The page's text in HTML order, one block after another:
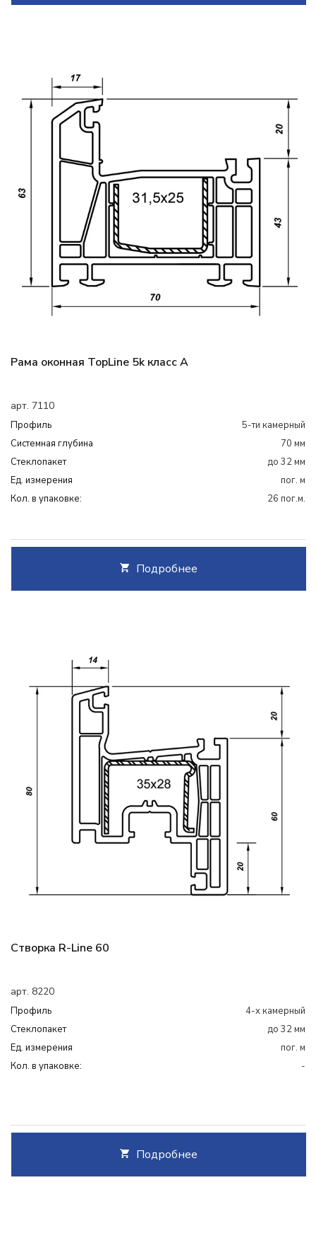
Рама оконная TopLine 5k класс А
арт. 7110
Профиль
5-ти камерный
Системная глубина
70 мм
Cтеклопакет
до 32 мм
Ед. измерения
пог. м
Кол. в упаковке:
26 пог.м.
Подробнее
Створка R-Line 60
арт. 8220
Профиль
4-х камерный
Cтеклопакет
до 32 мм
Ед. измерения
пог. м
Кол. в упаковке:
-
Подробнее